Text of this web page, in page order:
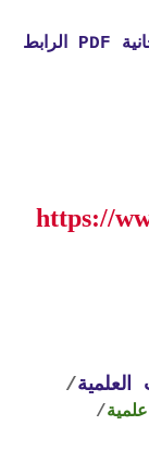
لتحميل كتاب المجلة بصيغته الرقمية المجانية PDF الرابط
https://
/
/